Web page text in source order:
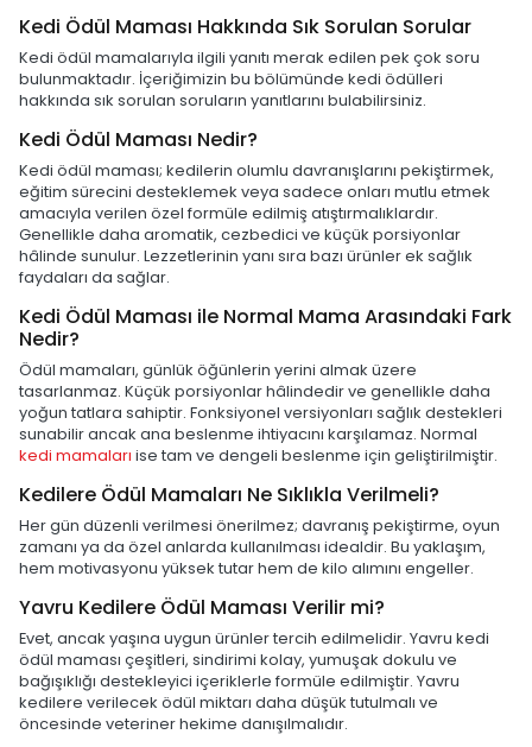
Kedi Ödül Maması Hakkında Sık Sorulan Sorular
Kedi ödül mamalarıyla ilgili yanıtı merak edilen pek çok soru
bulunmaktadır. İçeriğimizin bu bölümünde kedi ödülleri
hakkında sık sorulan soruların yanıtlarını bulabilirsiniz.
Kedi Ödül Maması Nedir?
Kedi ödül maması; kedilerin olumlu davranışlarını pekiştirmek,
eğitim sürecini desteklemek veya sadece onları mutlu etmek
amacıyla verilen özel formüle edilmiş atıştırmalıklardır.
Genellikle daha aromatik, cezbedici ve küçük porsiyonlar
hâlinde sunulur. Lezzetlerinin yanı sıra bazı ürünler ek sağlık
faydaları da sağlar.
Kedi Ödül Maması ile Normal Mama Arasındaki Fark
Nedir?
Ödül mamaları, günlük öğünlerin yerini almak üzere
tasarlanmaz. Küçük porsiyonlar hâlindedir ve genellikle daha
yoğun tatlara sahiptir. Fonksiyonel versiyonları sağlık destekleri
sunabilir ancak ana beslenme ihtiyacını karşılamaz. Normal
kedi mamaları ise tam ve dengeli beslenme için geliştirilmiştir.
Kedilere Ödül Mamaları Ne Sıklıkla Verilmeli?
Her gün düzenli verilmesi önerilmez; davranış pekiştirme, oyun
zamanı ya da özel anlarda kullanılması idealdir. Bu yaklaşım,
hem motivasyonu yüksek tutar hem de kilo alımını engeller.
Yavru Kedilere Ödül Maması Verilir mi?
Evet, ancak yaşına uygun ürünler tercih edilmelidir. Yavru kedi
ödül maması çeşitleri, sindirimi kolay, yumuşak dokulu ve
bağışıklığı destekleyici içeriklerle formüle edilmiştir. Yavru
kedilere verilecek ödül miktarı daha düşük tutulmalı ve
öncesinde veteriner hekime danışılmalıdır.